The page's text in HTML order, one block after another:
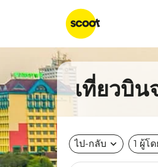
เที่ยวบิน
ไป-กลับ expand_more 1 ผู้โ